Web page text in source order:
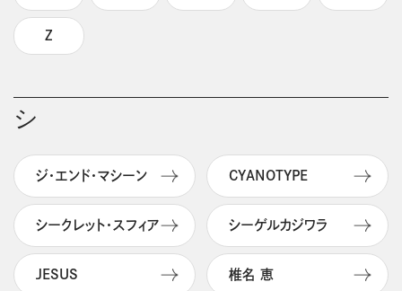
Z
シ
ジ・エンド・マシーン CYANOTYPE
シークレット・スフィア シーゲルカジワラ
JESUS 椎名 恵